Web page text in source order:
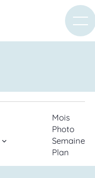
et
de
Mois
Photo
Semaine
Plan